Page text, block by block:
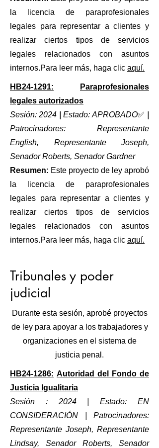
la licencia de paraprofesionales
legales para representar a clientes y
realizar ciertos tipos de servicios
legales relacionados con asuntos
internos.Para leer más, haga clic aquí.
HB24-1291:
Paraprofesionales
legales autorizados
Sesión: 2024 | Estado: APROBADO✅
Patrocinadores: Representante
English, Representante Joseph,
Senador Roberts, Senador Gardner
Resumen: Este proyecto de ley aprobó
la licencia de paraprofesionales
legales para representar a clientes y
realizar ciertos tipos de servicios
legales relacionados con asuntos
internos.Para leer más, haga clic aquí.
Tribunales y poder
judicial
Durante esta sesión, aprobé proyectos
de ley para apoyar a los trabajadores y
organizaciones en el sistema de
justicia penal.
HB24-1286: Autoridad del Fondo de
Justicia Igualitaria
Sesión : 2024 | Estado: EN
CONSIDERACIÓN
| Patrocinadores:
Representante Joseph, Representante
Lindsay, Senador Roberts, Senador